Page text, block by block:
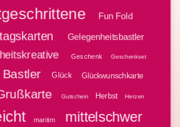
Fun Fold
Gelegenheitsbastler
Geschenk Geschenkset
Glück Glückwunschkarte
Gutschein Herbst Herzen
maritim mittelschwer